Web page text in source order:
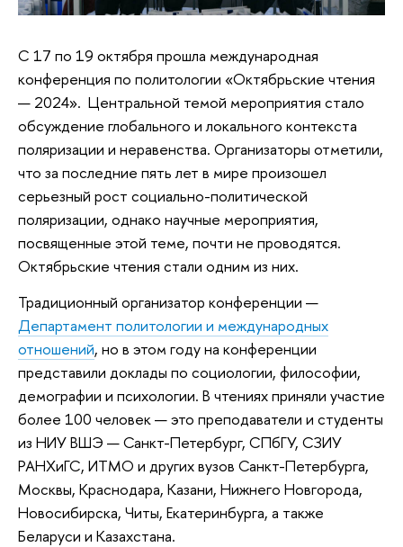
С 17 по 19 октября прошла международная
конференция по политологии «Октябрьские чтения
— 2024». Центральной темой мероприятия стало
обсуждение глобального и локального контекста
поляризации и неравенства. Организаторы отметили,
что за последние пять лет в мире произошел
серьезный рост социально-политической
поляризации, однако научные мероприятия,
посвященные этой теме, почти не проводятся.
Октябрьские чтения стали одним из них.
Традиционный организатор конференции —
Департамент политологии и международных
отношений, но в этом году на конференции
представили доклады по социологии, философии,
демографии и психологии. В чтениях приняли участие
более 100 человек — это преподаватели и студенты
из НИУ ВШЭ — Санкт-Петербург, СПбГУ, СЗИУ
РАНХиГС, ИТМО и других вузов Санкт-Петербурга,
Москвы, Краснодара, Казани, Нижнего Новгорода,
Новосибирска, Читы, Екатеринбурга, а также
Беларуси и Казахстана.